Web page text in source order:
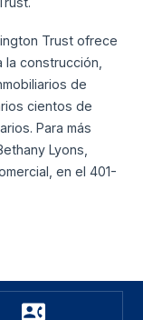
Trust ofrece
construcción,
de
cientos de
Para más
Lyons,
en el 401-